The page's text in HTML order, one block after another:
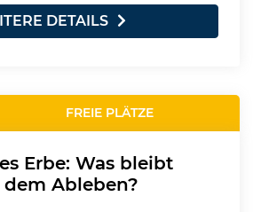
DETAILS
FREIE PLÄTZE
Erbe: Was bleibt
Ableben?